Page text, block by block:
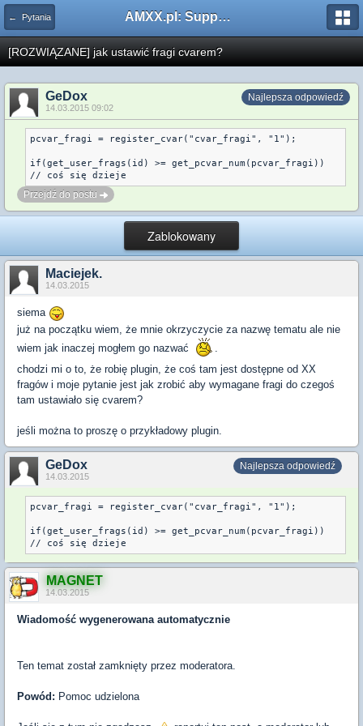
← Pytania AMXX.pl: Support AMX Mod X i SourceMod
[ROZWIĄZANE] jak ustawić fragi cvarem?
Najlepsza odpowiedź
GeDox
14.03.2015 09:02
pcvar_fragi = register_cvar("cvar_fragi", "1");
if(get_user_frags(id) >= get_pcvar_num(pcvar_fragi))
Przejdź do postu
Zablokowany
Maciejek.
14.03.2015
siema
już na początku wiem, że mnie okrzyczycie za nazwę tematu ale nie
wiem jak inaczej mogłem go nazwać
.
chodzi mi o to, że robię plugin, że coś tam jest dostępne od XX
fragów i moje pytanie jest jak zrobić aby wymagane fragi do czegoś
tam ustawiało się cvarem?
jeśli można to proszę o przykładowy plugin.
Najlepsza odpowiedź
GeDox
14.03.2015
pcvar_fragi = register_cvar("cvar_fragi", "1");
if(get_user_frags(id) >= get_pcvar_num(pcvar_fragi))
MAGNET
14.03.2015
Wiadomość wygenerowana automatycznie
Ten temat został zamknięty przez moderatora.
Powód: Pomoc udzielona